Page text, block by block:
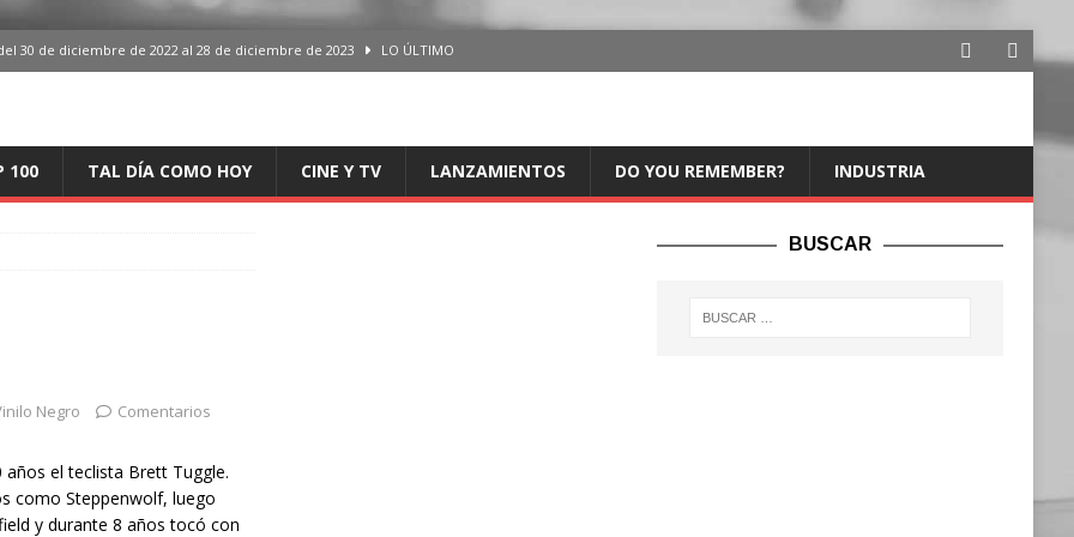
30 de diciembre de 2022 al 28 de diciembre de 2023 LO ÚLTIMO
100 TAL DÍA COMO HOY CINE Y TV LANZAMIENTOS DO YOU REMEMBER? INDUSTRIA
Negro
Comentarios
años el teclista Brett Tuggle.
como Steppenwolf, luego
y durante 8 años tocó con
BUSCAR